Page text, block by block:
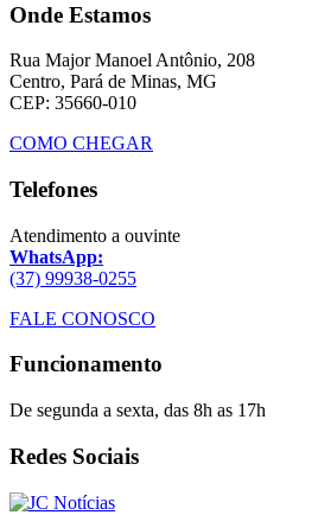
Onde Estamos
Rua Major Manoel Antônio, 208
Centro, Pará de Minas, MG
CEP: 35660-010
COMO CHEGAR
Telefones
Atendimento a ouvinte
WhatsApp:
(37) 99938-0255
FALE CONOSCO
Funcionamento
De segunda a sexta, das 8h as 17h
Redes Sociais